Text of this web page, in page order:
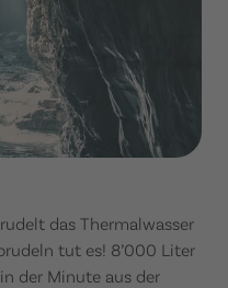
das Thermalwasser
tut es! 8’000 Liter
der Minute aus der